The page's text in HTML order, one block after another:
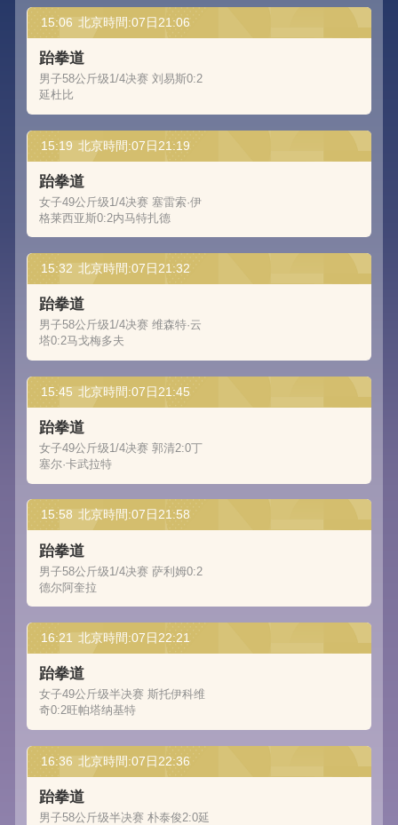
15:06 北京時間:07日21:06
跆拳道
男子58公斤级1/4决赛 刘易斯0:2
延杜比
15:19 北京時間:07日21:19
跆拳道
女子49公斤级1/4决赛 塞雷索·伊
格莱西亚斯0:2内马特扎德
15:32 北京時間:07日21:32
跆拳道
男子58公斤级1/4决赛 维森特·云
塔0:2马戈梅多夫
15:45 北京時間:07日21:45
跆拳道
女子49公斤级1/4决赛 郭清2:0丁
塞尔·卡武拉特
15:58 北京時間:07日21:58
跆拳道
男子58公斤级1/4决赛 萨利姆0:2
德尔阿奎拉
16:21 北京時間:07日22:21
跆拳道
女子49公斤级半决赛 斯托伊科维
奇0:2旺帕塔纳基特
16:36 北京時間:07日22:36
跆拳道
男子58公斤级半决赛 朴泰俊2:0延